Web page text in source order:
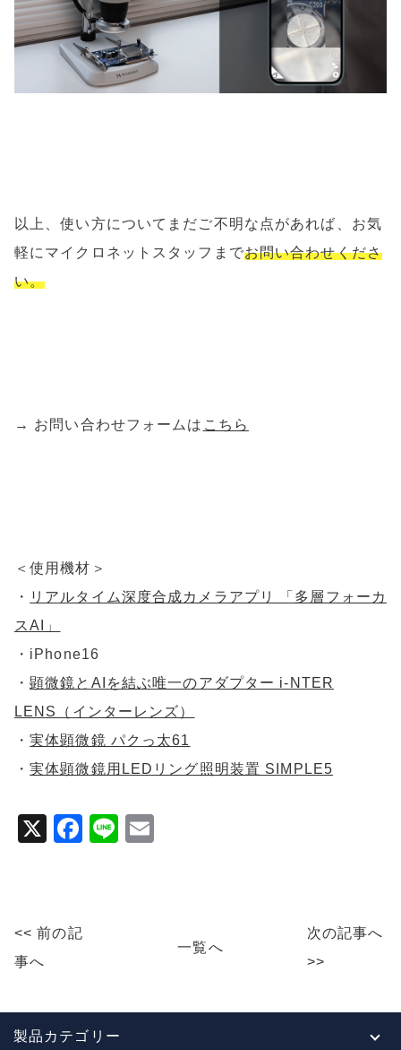
以上、使い方についてまだご不明な点があれば、お気
軽にマイクロネットスタッフまでお問い合わせくださ
い。
→ お問い合わせフォームは こちら
＜使用機材＞
・ リアルタイム深度合成カメラアプリ 「多層フォーカ
スAI」
・iPhone16
・顕微鏡とAIを結ぶ唯一のアダプター i-NTER
LENS（インターレンズ）
・実体顕微鏡 パクっ太61
・実体顕微鏡用LEDリング照明装置 SIMPLE5
X
F
k
Li
<< 前の記
事へ
一覧へ
次の記事へ
>>
製品カテゴリー